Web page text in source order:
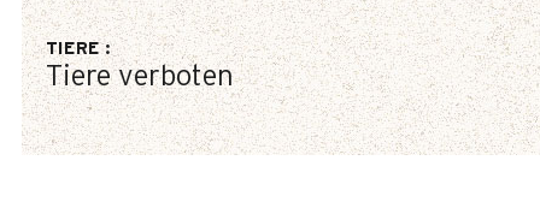
TIERE:
Tiere verboten